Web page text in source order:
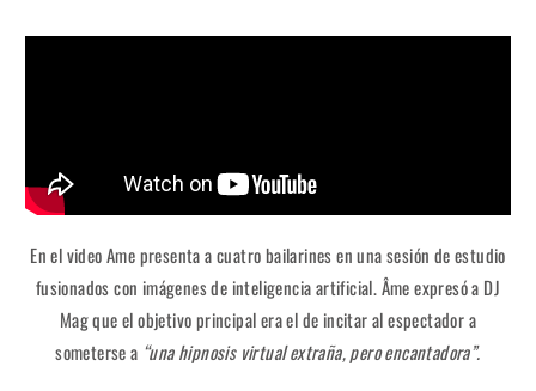
En el video Ame presenta a cuatro bailarines en una sesión de estudio
fusionados con imágenes de inteligencia artificial. Âme expresó a DJ
Mag que el objetivo principal era el de incitar al espectador a
someterse a “una hipnosis virtual extraña, pero encantadora”.